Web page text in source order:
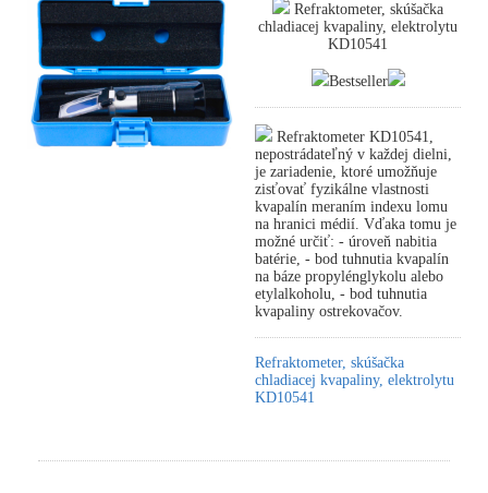
Refraktometer, skúšačka
chladiacej kvapaliny, elektrolytu
KD10541
Bestseller
Refraktometer KD10541,
nepostrádateľný v každej dielni,
je zariadenie, ktoré umožňuje
zisťovať fyzikálne vlastnosti
kvapalín meraním indexu lomu
na hranici médií. Vďaka tomu je
možné určiť: - úroveň nabitia
batérie, - bod tuhnutia kvapalín
na báze propylénglykolu alebo
etylalkoholu, - bod tuhnutia
kvapaliny ostrekovačov.
Refraktometer, skúšačka
chladiacej kvapaliny, elektrolytu
KD10541